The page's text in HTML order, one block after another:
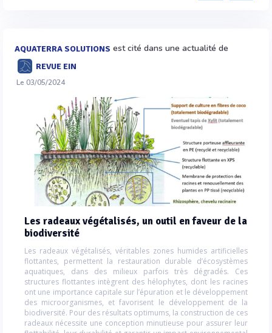
AQUATERRA SOLUTIONS est cité dans une actualité de
REVUE EIN
Le 03/05/2024
Les radeaux végétalisés, un outil en faveur de la
biodiversité
Les radeaux végétalisés, véritables zones humides artificielles
flottantes, permettent la restauration durable d’écosystèmes
aquatiques, dans des milieux parfois très dégradés. Ces
structures flottantes intègrent des hélophytes, dont les racines
ont une importance capitale sur l’épuration et le développement
des microorganismes, et favorisent le développement de la
biodiversité. Pour des résultats optimums, la construction de ces
radeaux nécessite une conception minutieuse pour assurer leur